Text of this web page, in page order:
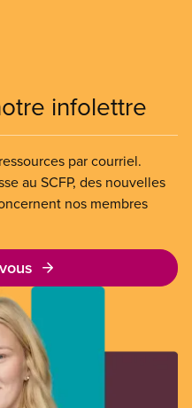
infolettre
par courriel.
au SCFP, des nouvelles
nos membres